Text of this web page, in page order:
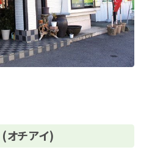
チアイ)